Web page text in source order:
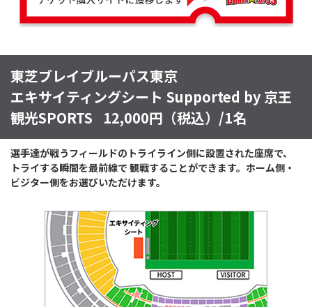
東芝ブレイブルーパス東京
エキサイティングシート Supported by 京王
観光SPORTS
12,000円（税込）/1名
選手達が戦うフィールドのトライライン側に設置された座席で、
トライする瞬間を最前線で 観戦することができます。ホーム側・
ビジター側をお選びいただけます。